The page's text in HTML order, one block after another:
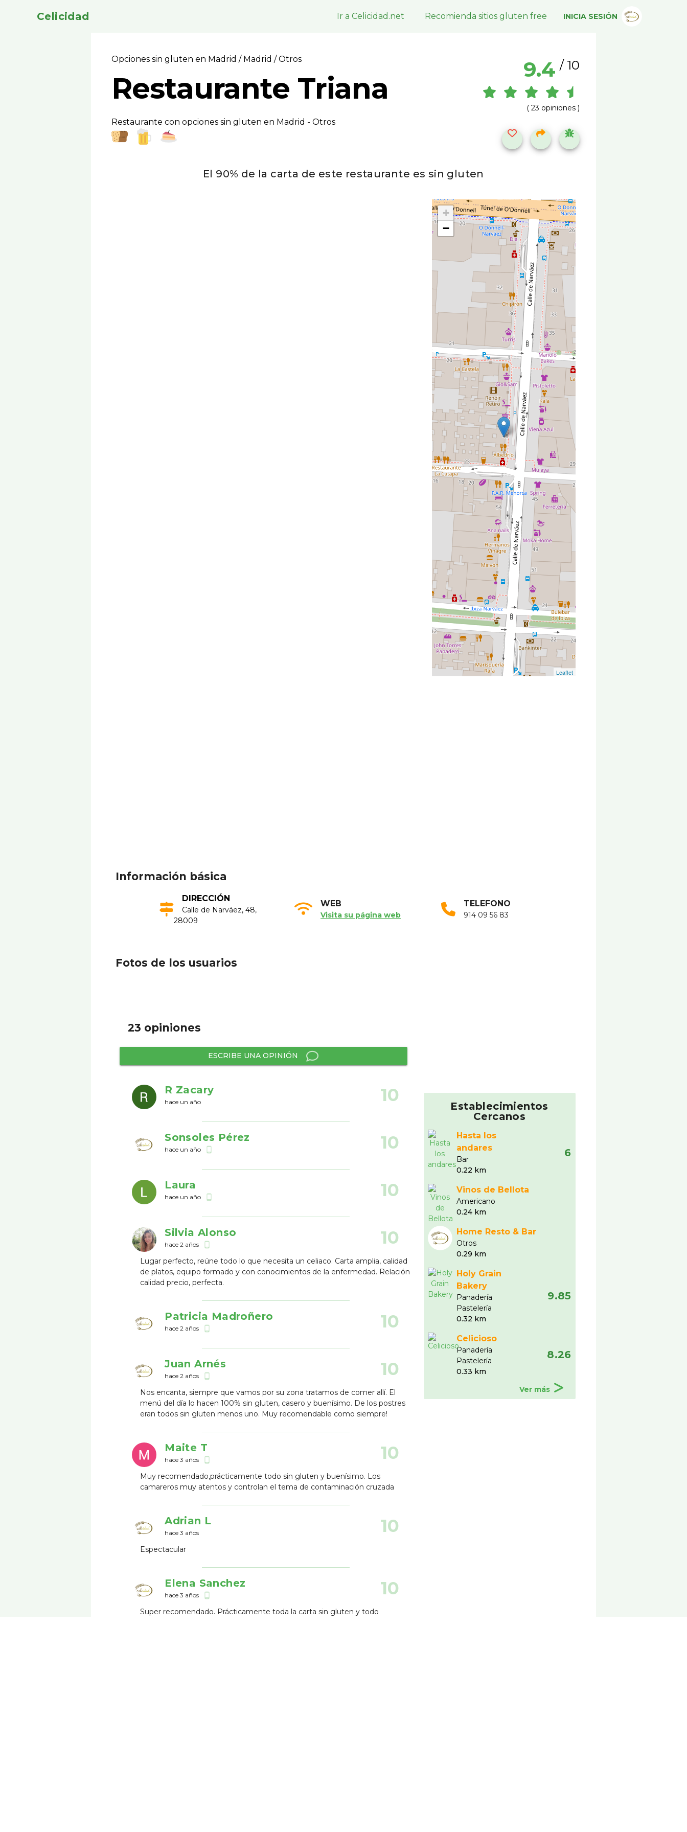
Celicidad Ir a Celicidad.net Recomienda sitios gluten free INICIA SESIÓN
Opciones sin gluten en Madrid/ Madrid / Otros
Restaurante Triana
Restaurante con opciones sin gluten en Madrid - Otros
9.4 / 10
( 23 opiniones )
El 90% de la carta de este restaurante es sin gluten
+
−
Leaflet
Información básica
DIRECCIÓN
Calle de Narváez, 48,
28009
WEB
Visita su página web
TELEFONO
914 09 56 83
Fotos de los usuarios
23 opiniones
ESCRIBE UNA OPINIÓN
R Zacary
hace un año 10
Sonsoles Pérez
hace un año phone_android 10
Laura
hace un año phone_android 10
Silvia Alonso
hace 2 años phone_android 10
Lugar perfecto, reúne todo lo que necesita un celiaco. Carta amplia, calidad
de platos, equipo formado y con conocimientos de la enfermedad. Relación
calidad precio, perfecta.
Patricia Madroñero
hace 2 años phone_android 10
Juan Arnés
hace 2 años phone_android 10
Nos encanta, siempre que vamos por su zona tratamos de comer allí. El
menú del día lo hacen 100% sin gluten, casero y buenísimo. De los postres
eran todos sin gluten menos uno. Muy recomendable como siempre!
Maite T
hace 3 años phone_android 10
Muy recomendado,prácticamente todo sin gluten y buenísimo. Los
camareros muy atentos y controlan el tema de contaminación cruzada
Adrian L
hace 3 años 10
Espectacular
Elena Sanchez
hace 3 años phone_android 10
Super recomendado. Prácticamente toda la carta sin gluten y todo
Establecimientos
Cercanos
Hasta los
andares
Bar
0.22 km
6
Vinos de Bellota
Americano
0.24 km
Home Resto & Bar
Otros
0.29 km
Holy Grain
Bakery
Panaderí­a
Pastelerí­a
0.32 km
9.85
Celicioso
Panaderí­a
Pastelerí­a
0.33 km
8.26
Ver más